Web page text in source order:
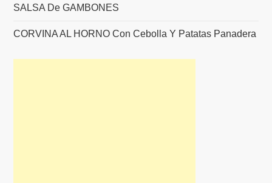
SALSA De GAMBONES
CORVINA AL HORNO Con Cebolla Y Patatas Panadera